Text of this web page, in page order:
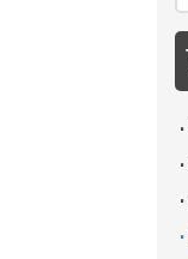
·
·
·
·